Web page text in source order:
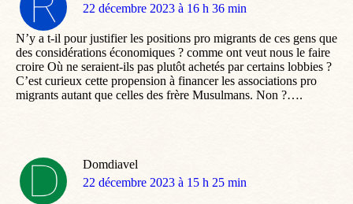
dit
22 décembre 2023 à 16 h 36 min
N’y a t-il pour justifier les positions pro migrants de ces gens que
des considérations économiques ? comme ont veut nous le faire
croire Où ne seraient-ils pas plutôt achetés par certains lobbies ?
C’est curieux cette propension à financer les associations pro
migrants autant que celles des frère Musulmans. Non ?….
Domdiavel
dit
22 décembre 2023 à 15 h 25 min